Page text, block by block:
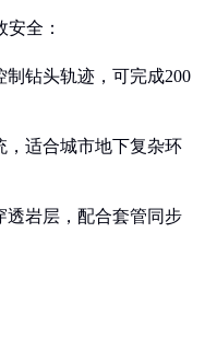
全：
制钻头轨迹，可完成200
，适合城市地下复杂环
透岩层，配合套管同步